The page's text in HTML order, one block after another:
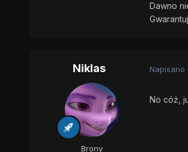
Dawno
Niklas
Brony
Napisano
No cóż,